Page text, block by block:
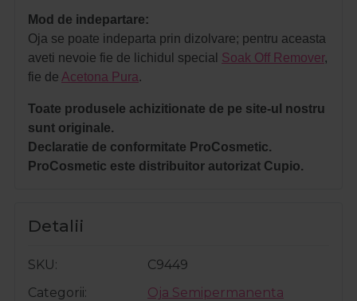
Mod de indepartare:
Oja se poate indeparta prin dizolvare; pentru aceasta
aveti nevoie fie de lichidul special Soak Off Remover,
fie de Acetona Pura.
Toate produsele achizitionate de pe site-ul nostru
sunt originale.
Declaratie de conformitate ProCosmetic.
ProCosmetic este distribuitor autorizat Cupio.
Detalii
SKU
C9449
Categorii
Oja Semipermanenta